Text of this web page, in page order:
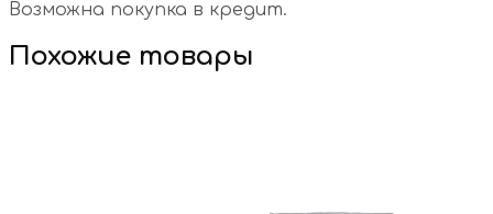
Возможна покупка в кредит.
Похожие товары